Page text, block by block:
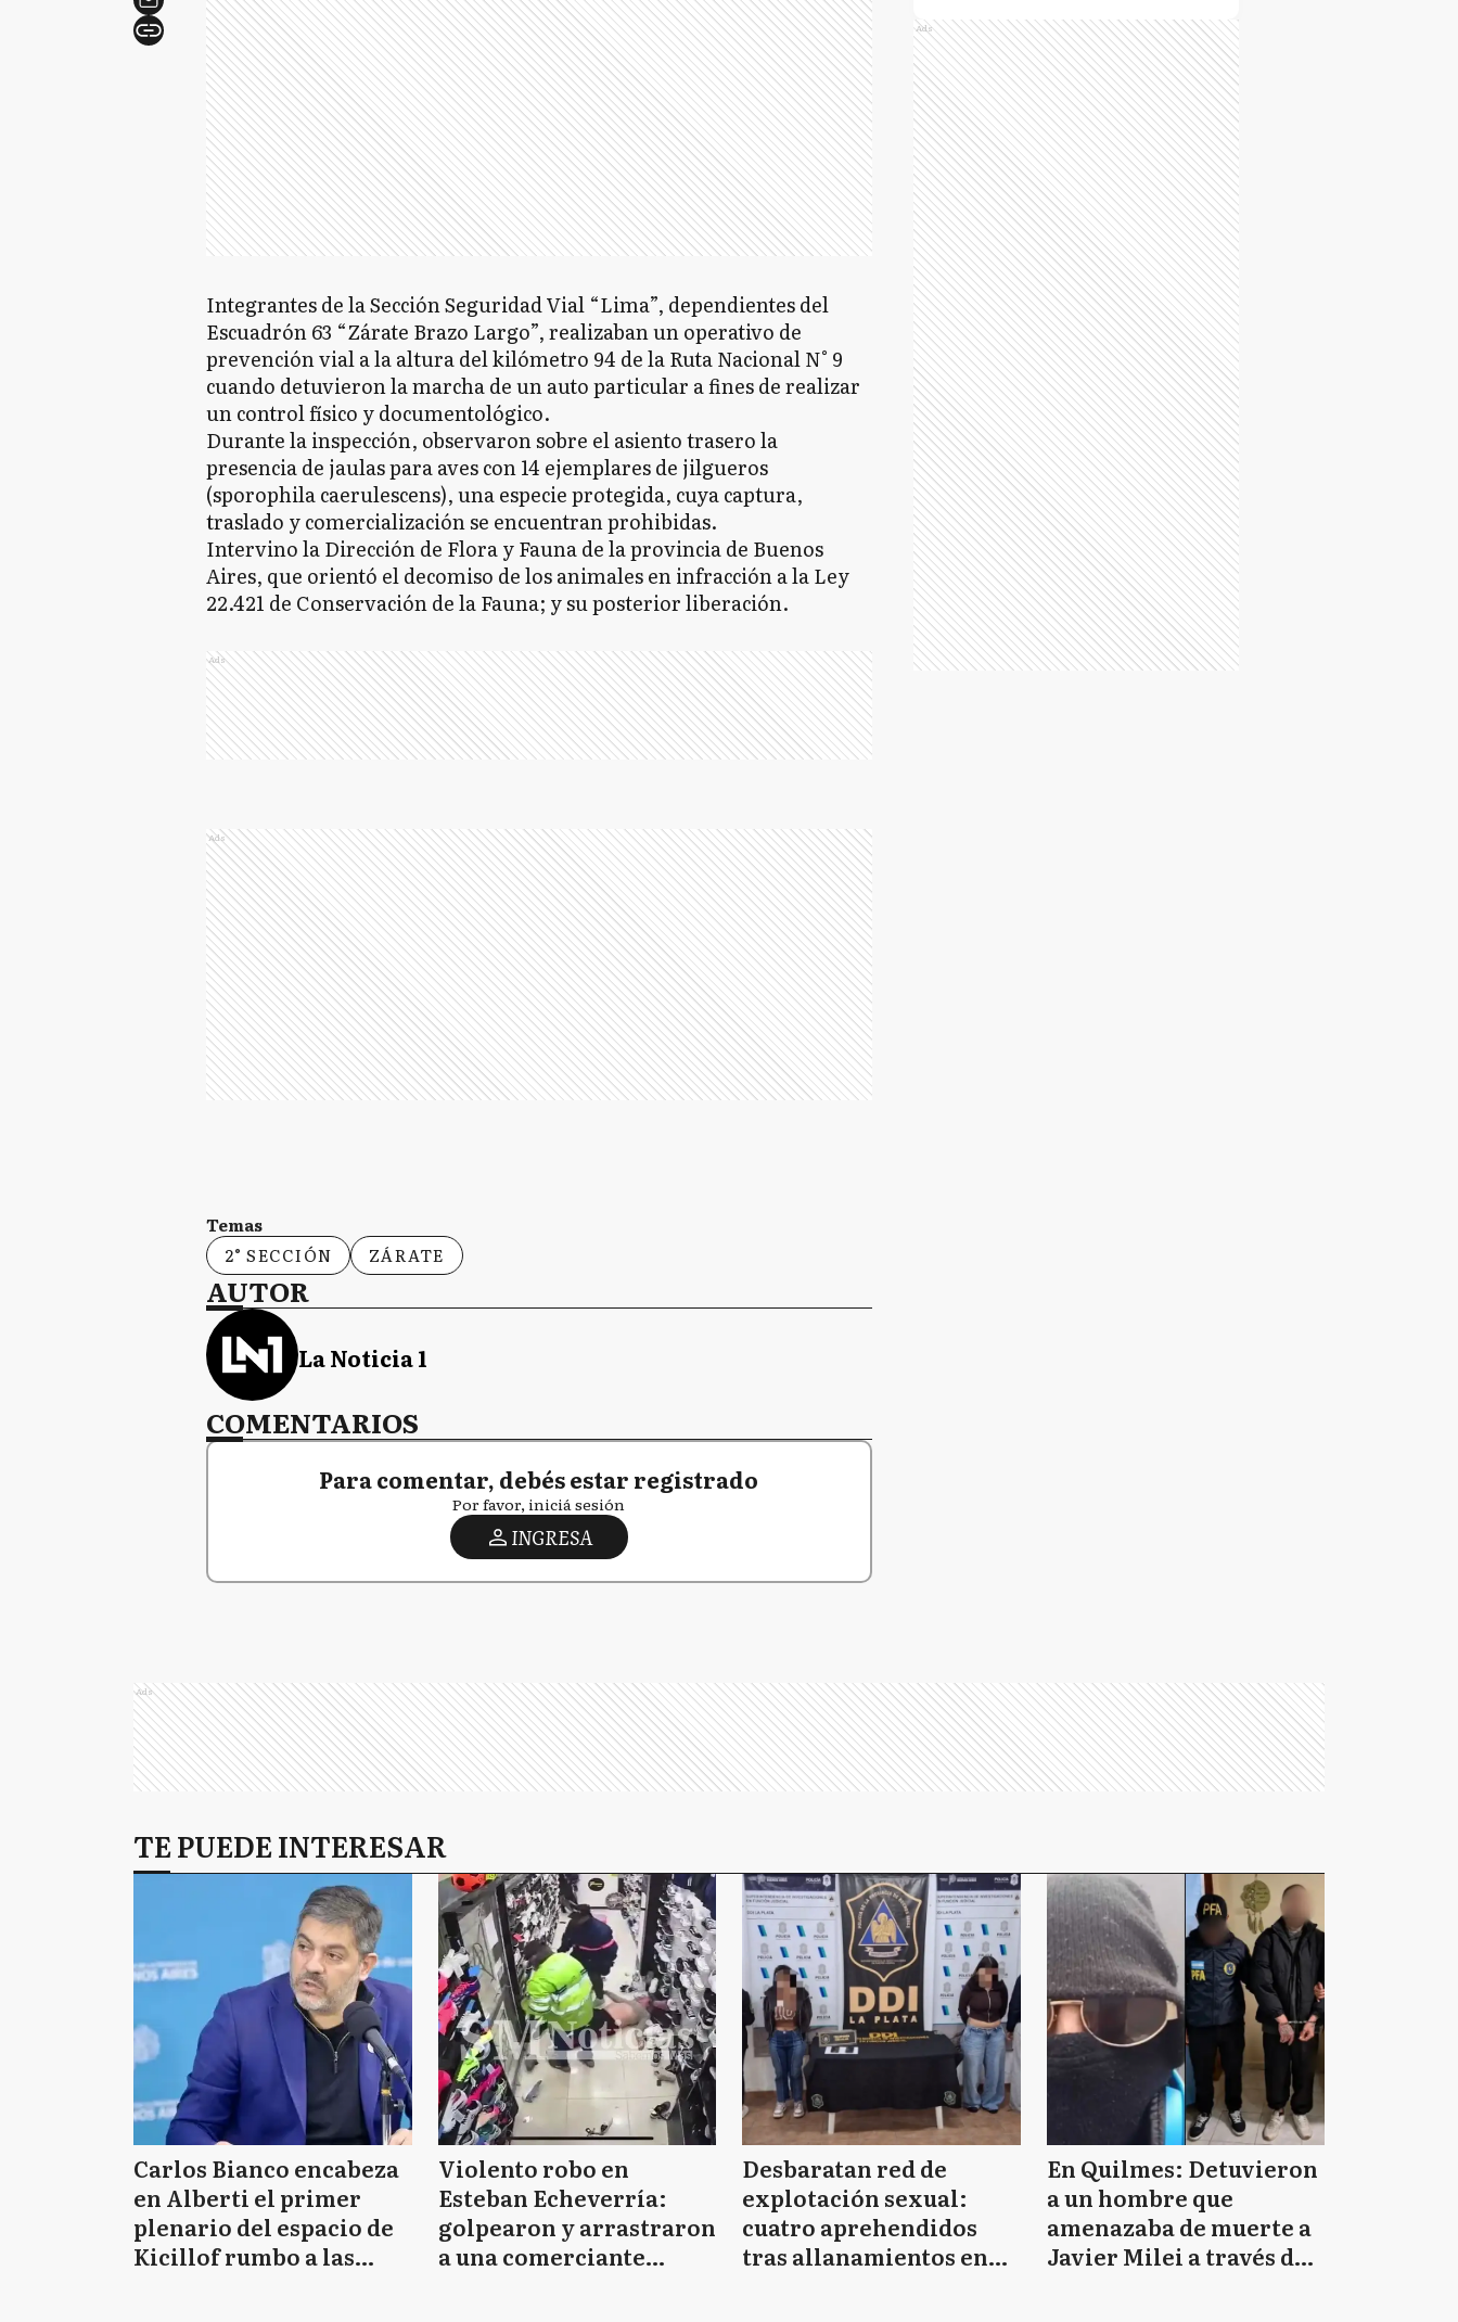
Integrantes de la Sección Seguridad Vial “Lima”, dependientes del
Escuadrón 63 “Zárate Brazo Largo”, realizaban un operativo de
prevención vial a la altura del kilómetro 94 de la Ruta Nacional N° 9
cuando detuvieron la marcha de un auto particular a fines de realizar
un control físico y documentológico.
Durante la inspección, observaron sobre el asiento trasero la
presencia de jaulas para aves con 14 ejemplares de jilgueros
(sporophila caerulescens), una especie protegida, cuya captura,
traslado y comercialización se encuentran prohibidas.
Intervino la Dirección de Flora y Fauna de la provincia de Buenos
Aires, que orientó el decomiso de los animales en infracción a la Ley
22.421 de Conservación de la Fauna; y su posterior liberación.
Ads
Ads
Temas
2° SECCIÓN
ZÁRATE
AUTOR
La Noticia 1
COMENTARIOS
Para comentar, debés estar registrado
Por favor, iniciá sesión
INGRESA
Ads
Ads
TE PUEDE INTERESAR
Carlos Bianco encabeza
en Alberti el primer
plenario del espacio de
Kicillof rumbo a las
Violento robo en
Esteban Echeverría:
golpearon y arrastraron
a una comerciante
Desbaratan red de
explotación sexual:
cuatro aprehendidos
tras allanamientos en
En Quilmes: Detuvieron
a un hombre que
amenazaba de muerte a
Javier Milei a través de